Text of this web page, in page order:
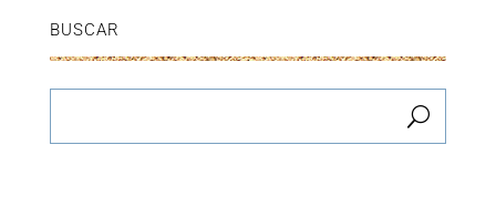
BUSCAR